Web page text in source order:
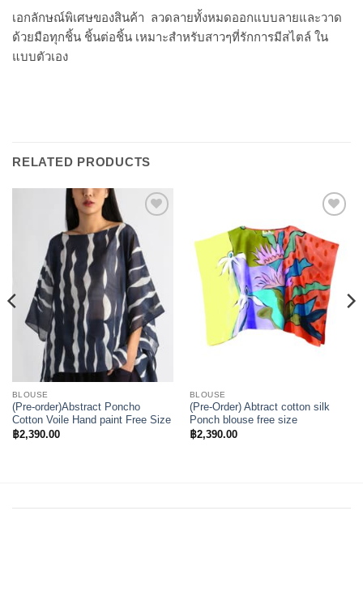
เอกลักษณ์พิเศษของสินค้า ลวดลายทั้งหมดออกแบบลายและวาด
ด้วยมือทุกชิ้น ชิ้นต่อชิ้น เหมาะสำหรับสาวๆที่รักการมีสไตล์ ใน
แบบตัวเอง
RELATED PRODUCTS
Wishlist
BLOUSE
(Pre-order)Abstract Poncho
Cotton Voile Hand paint Free Size
฿2,390.00
Wishlist
BLOUSE
(Pre-Order) Abtract cotton silk
Ponch blouse free size
฿2,390.00